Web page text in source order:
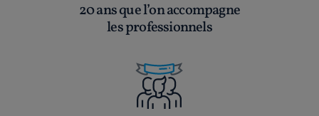
20 ans que l’on accompagne
les professionnels